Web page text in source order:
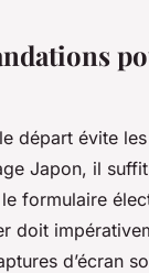
départ évite les
Japon, il
formulaire
doit
d’écran